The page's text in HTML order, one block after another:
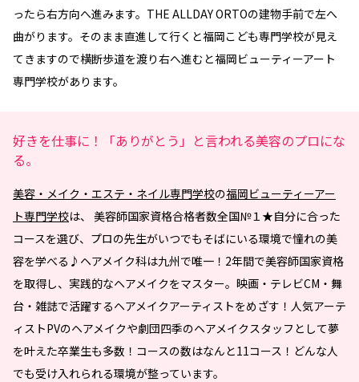
ったら右方向へ進みます。THE ALLDAY ORTOの建物手前で左へ
曲がります。そのまま直進して行くと福岡こども専門学校が見え
てきますので横断歩道を渡り右へ進むと福岡ビューティーアート
専門学校があります。
好きを仕事に！「ありがとう」と言われる美容のプロにな
る。
美容・メイク・エステ・ネイル専門学校の福岡ビューティーアー
ト専門学校は、 美容師国家資格合格者数全国№１★自分に合った
コースを選び、プロの先生がいつでもそばにいる環境で憧れの美
容を学べる♪ヘアメイク科は九州で唯一！2年間で美容師国家資格
を取得し、実践的なヘアメイクをマスター。映画・テレビCM・舞
台・雑誌で活躍するヘアメイクアーティストをめざす！人気アーテ
ィストPVのヘアメイクや劇団四季のヘアメイクスタッフとして夢
を叶えた卒業生も多数！コースの数はなんと11コース！どんな人
でも受け入れられる環境が整っています。